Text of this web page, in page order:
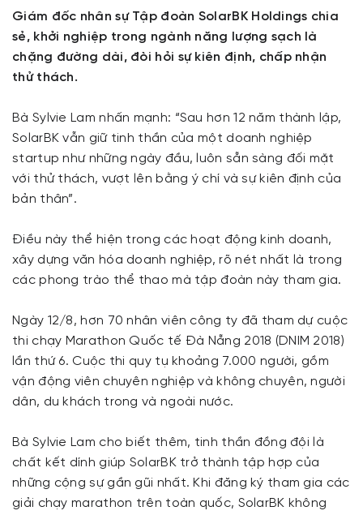
Giám đốc nhân sự Tập đoàn SolarBK Holdings chia
sẻ, khởi nghiệp trong ngành năng lượng sạch là
chặng đường dài, đòi hỏi sự kiên định, chấp nhận
thử thách.
Bà Sylvie Lam nhấn mạnh: “Sau hơn 12 năm thành lập,
SolarBK vẫn giữ tinh thần của một doanh nghiệp
startup như những ngày đầu, luôn sẵn sàng đối mặt
với thử thách, vượt lên bằng ý chí và sự kiên định của
bản thân”.
Điều này thể hiện trong các hoạt động kinh doanh,
xây dựng văn hóa doanh nghiệp, rõ nét nhất là trong
các phong trào thể thao mà tập đoàn này tham gia.
Ngày 12/8, hơn 70 nhân viên công ty đã tham dự cuộc
thi chạy Marathon Quốc tế Đà Nẵng 2018 (DNIM 2018)
lần thứ 6. Cuộc thi quy tụ khoảng 7.000 người, gồm
vận động viên chuyên nghiệp và không chuyên, người
dân, du khách trong và ngoài nước.
Bà Sylvie Lam cho biết thêm, tinh thần đồng đội là
chất kết dính giúp SolarBK trở thành tập hợp của
những cộng sự gần gũi nhất. Khi đăng ký tham gia các
giải chạy marathon trên toàn quốc, SolarBK không